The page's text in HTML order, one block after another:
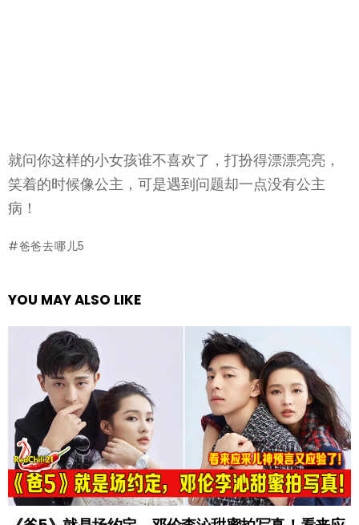
就问你这样的小女孩谁不喜欢了，打扮得漂漂亮亮，
笑着的时候像公主，可是遇到问题却一点没有公主
病！
爸爸去哪儿5
YOU MAY ALSO LIKE